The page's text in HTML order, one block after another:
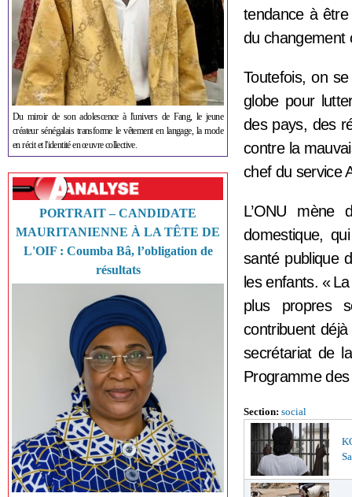
Du miroir de son adolescence à l'univers de Fang, le jeune
créateur sénégalais transforme le vêtement en langage, la mode
en récit et l'identité en œuvre collective.
PORTRAIT – CANDIDATE
MAURITANIENNE À LA TÊTE DE
L'OIF : Coumba Bâ, l’obligation de
résultats
tendance à
du changement
Toutefois, on
globe pour
des pays, des
contre la
chef du service
L’ONU mène
domestique,
santé publique
les enfants. «
plus propres
contribuent
secrétariat de
Programme
Section: social